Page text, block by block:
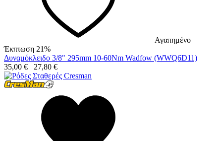
Αγαπημένο
Έκπτωση 21%
Δυναμόκλειδο 3/8" 295mm 10-60Nm Wadfow (WWQ6D11)
35,00 € 27,80 €